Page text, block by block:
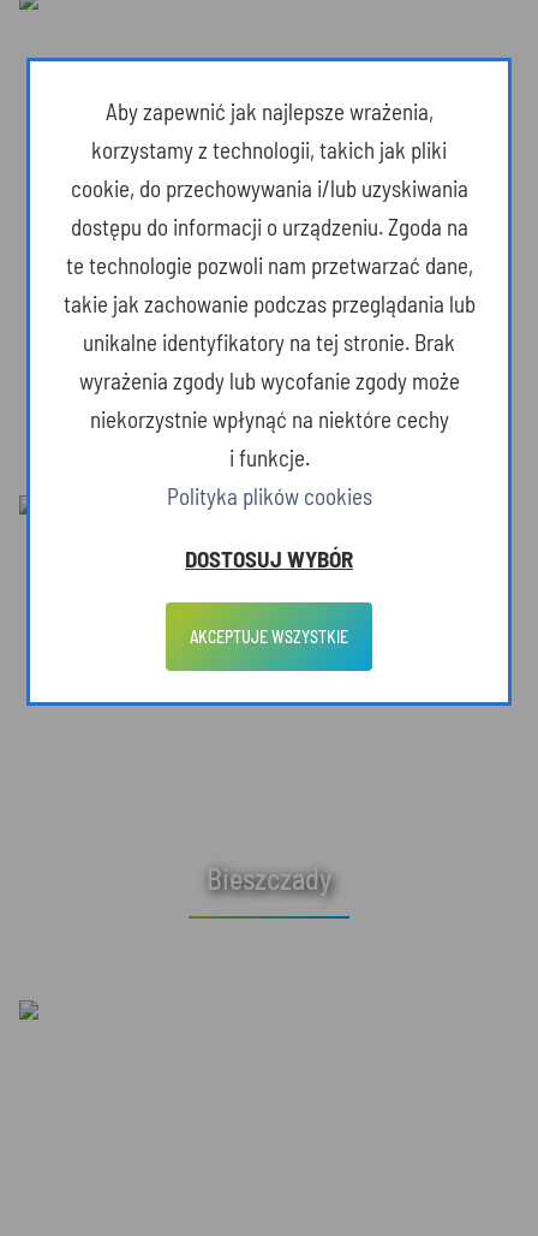
Dzika przyroda
Bieszczady
Aby zapewnić jak najlepsze wrażenia,
korzystamy z technologii, takich jak pliki
cookie, do przechowywania i/lub uzyskiwania
dostępu do informacji o urządzeniu. Zgoda na
te technologie pozwoli nam przetwarzać dane,
takie jak zachowanie podczas przeglądania lub
unikalne identyfikatory na tej stronie. Brak
wyrażenia zgody lub wycofanie zgody może
niekorzystnie wpłynąć na niektóre cechy
i funkcje.
Polityka plików cookies
DOSTOSUJ WYBÓR
AKCEPTUJE WSZYSTKIE